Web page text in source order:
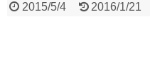
2015/5/4 2016/1/21